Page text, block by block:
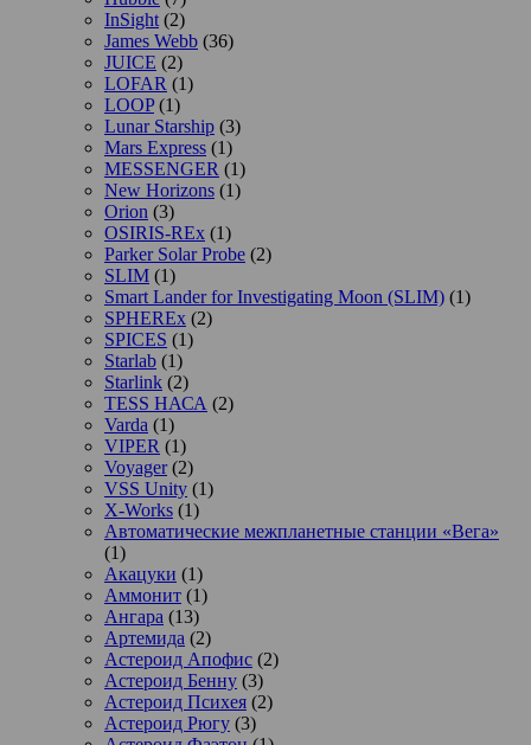
InSight (2)
James Webb (36)
JUICE (2)
LOFAR (1)
LOOP(1)
Lunar Starship (3)
Mars Express (1)
MESSENGER (1)
New Horizons (1)
Orion (3)
OSIRIS-REx (1)
Parker Solar Probe (2)
SLIM (1)
Smart Lander for Investigating Moon (SLIM) (1)
SPHEREx (2)
SPICES (1)
Starlab (1)
Starlink (2)
TESS НАСА (2)
Varda (1)
VIPER (1)
Voyager(2)
VSS Unity (1)
X-Works (1)
Автоматические межпланетные станции «Вега»
(1)
Акацуки (1)
Аммонит (1)
Ангара (13)
Артемида (2)
Астероид Апофис (2)
Астероид Бенну (3)
Астероид Психея (2)
Астероид Рюгу (3)